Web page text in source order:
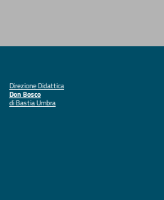
Direzione Didattica
Don Bosco
di Bastia Umbra